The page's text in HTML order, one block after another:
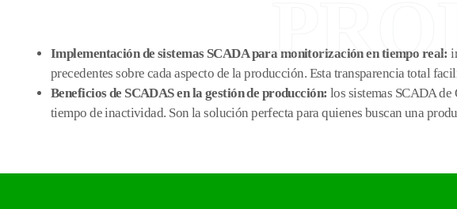
Implementación de sistemas SCADA para monitorización en tiempo real:
precedentes sobre cada aspecto de la producción. Esta transparencia total
Beneficios de SCADAS en la gestión de producción: los sistemas SCADA
tiempo de inactividad. Son la solución perfecta para quienes buscan una